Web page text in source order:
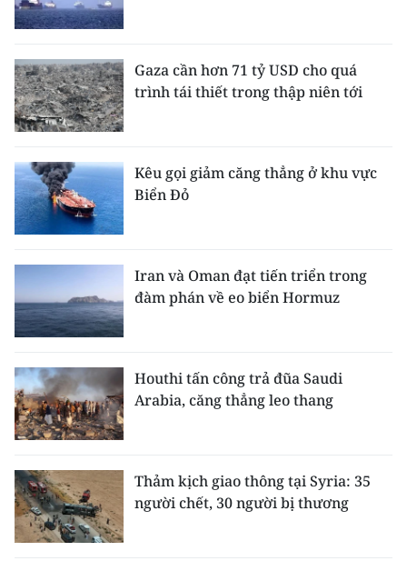
Gaza cần hơn 71 tỷ USD cho quá
trình tái thiết trong thập niên tới
Kêu gọi giảm căng thẳng ở khu vực
Biển Đỏ
Iran và Oman đạt tiến triển trong
đàm phán về eo biển Hormuz
Houthi tấn công trả đũa Saudi
Arabia, căng thẳng leo thang
Thảm kịch giao thông tại Syria: 35
người chết, 30 người bị thương